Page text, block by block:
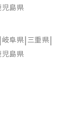
児島県
岐阜県 三重県
児島県